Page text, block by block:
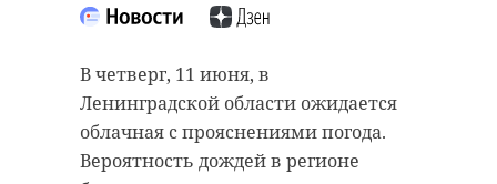
В четверг, 11 июня, в
Ленинградской области ожидается
облачная с прояснениями погода.
Вероятность дождей в регионе